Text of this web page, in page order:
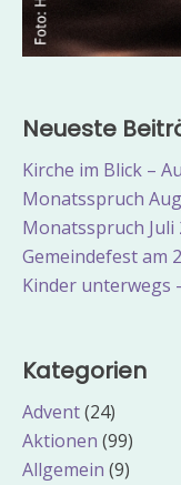
Neueste
Kirche im Blick –
Monatsspruch
Monatsspruch Juli
Gemeindefest am
Kinder unterwegs
Kategorien
Advent(24)
Aktionen (99)
Allgemein (9)